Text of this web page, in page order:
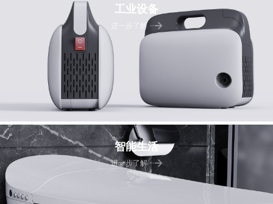
工业设备
进一步了解
智能生活
进一步了解